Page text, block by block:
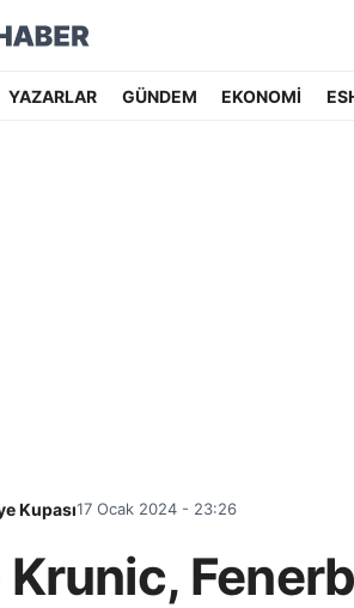
YAZARLAR GÜNDEM EKONOMİ
Kupası17 Ocak 2024 - 23:26
Krunic,